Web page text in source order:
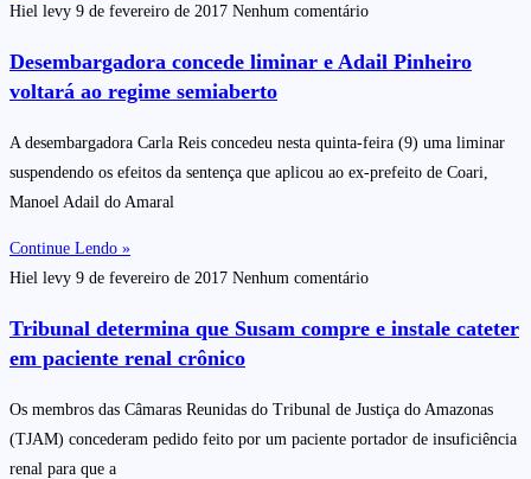
Hiel levy 9 de fevereiro de 2017 Nenhum comentário
Desembargadora concede liminar e Adail Pinheiro
voltará ao regime semiaberto
A desembargadora Carla Reis concedeu nesta quinta-feira (9) uma liminar
suspendendo os efeitos da sentença que aplicou ao ex-prefeito de Coari,
Manoel Adail do Amaral
Continue Lendo »
Hiel levy 9 de fevereiro de 2017 Nenhum comentário
Tribunal determina que Susam compre e instale cateter
em paciente renal crônico
Os membros das Câmaras Reunidas do Tribunal de Justiça do Amazonas
(TJAM) concederam pedido feito por um paciente portador de insuficiência
renal para que a